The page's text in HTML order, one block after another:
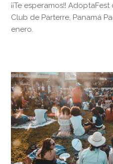
¡¡Te esperamos!!
Club de Parterre, Panamá
enero.